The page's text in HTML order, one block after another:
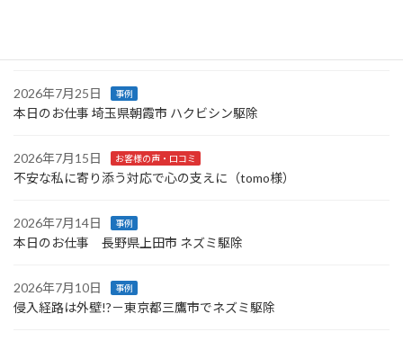
2026年7月25日 事例
本日のお仕事 埼玉県朝霞市 ハクビシン駆除
2026年7月15日 お客様の声・口コミ
不安な私に寄り添う対応で心の支えに（tomo様）
2026年7月14日 事例
本日のお仕事 長野県上田市 ネズミ駆除
2026年7月10日 事例
侵入経路は外壁!?－東京都三鷹市でネズミ駆除